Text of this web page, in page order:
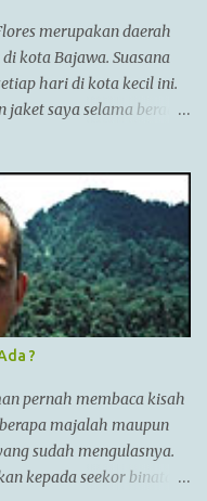
sejauh
juga sempat
Tembok Besar
merupakan daerah
kota Bajawa. Suasana
hari di kota kecil ini.
jaket saya selama berada
Kota yang terletak
menjadikannya sejuk
kota ini juga
di Labuan Bajo, kita
jenis ATR. Jika via
travel ataupun bis namun
jam perjalanan. Nama
yang merupakan
yang ada di sisi
disebut “Nua Limazua”
?
pernah membaca kisah
majalah maupun
sudah mengulasnya.
kepada seekor binatang